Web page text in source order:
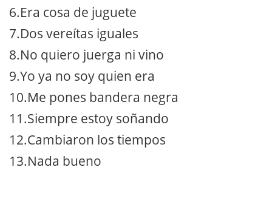
6.Era cosa de juguete
7.Dos vereítas iguales
8.No quiero juerga ni vino
9.Yo ya no soy quien era
10.Me pones bandera negra
11.Siempre estoy soñando
12.Cambiaron los tiempos
13.Nada bueno